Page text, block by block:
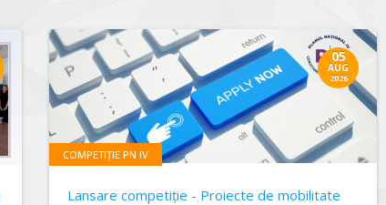
05
AUG
2026
COMPETIȚIE PN IV
Lansare competiție - Proiecte de mobilitate